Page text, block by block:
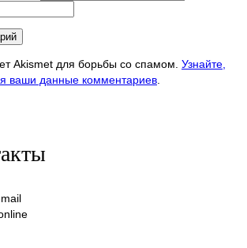
Akismet для борьбы со спамом. Узнайте,
ваши данные комментариев